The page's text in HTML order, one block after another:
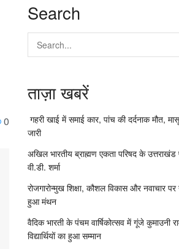
0
Search
ताज़ा खबरें
गहरी खाई में समाई कार, पांच की दर्दनाक मौत,
जारी
अखिल भारतीय ब्राह्मण एकता परिषद के
वी.डी. शर्मा
रोजगारोन्मुख शिक्षा, कौशल विकास और नवाचार
हुआ मंथन
वैदिक भारती के पंचम वार्षिकोत्सव में गूंजे कुमाउनी
विद्यार्थियों का हुआ सम्मान